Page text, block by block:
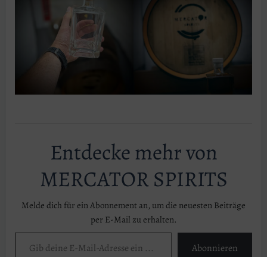
Entdecke mehr von
MERCATOR SPIRITS
Melde dich für ein Abonnement an, um die neuesten Beiträge
per E-Mail zu erhalten.
Gib deine E-Mail-Adresse ein ...
Abonnieren